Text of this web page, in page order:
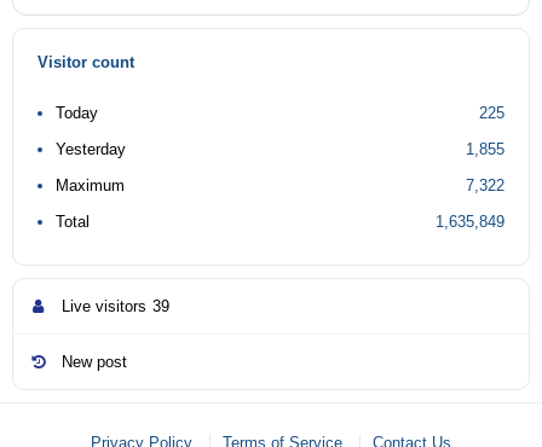
Visitor count
Today
225
Yesterday
1,855
Maximum
7,322
Total
1,635,849
Live visitors 39
New post
Privacy Policy Terms of Service Contact Us